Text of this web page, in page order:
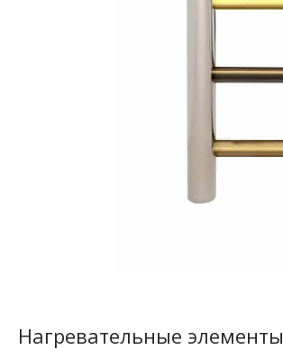
Нагревательные элементы